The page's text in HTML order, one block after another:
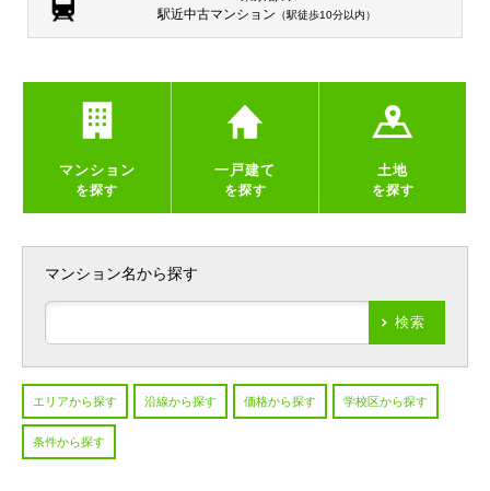
駅近中古マンション （駅徒歩10分以内）
マンション
を探す
一戸建て
を探す
土地
を探す
マンション名から探す
検索
エリアから探す 沿線から探す 価格から探す 学校区から探す
条件から探す